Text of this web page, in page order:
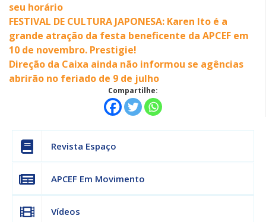
seu horário
FESTIVAL DE CULTURA JAPONESA: Karen Ito é a
grande atração da festa beneficente da APCEF em
10 de novembro. Prestigie!
Direção da Caixa ainda não informou se agências
abrirão no feriado de 9 de julho
Compartilhe:
Revista Espaço
APCEF Em Movimento
Vídeos